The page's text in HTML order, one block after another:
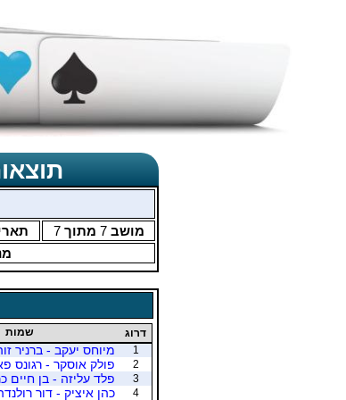
מושב7 מתוך7
דרוג שמות
1
מיוחס יעקב - ברניר
2
פולק אוסקר - רגונס
3
פלד עליזה - בן חיים
4
כהן איציק - דור